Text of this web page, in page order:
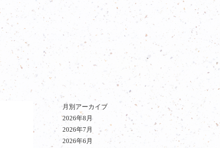
月別アーカイブ
2026年8月
2026年7月
2026年6月